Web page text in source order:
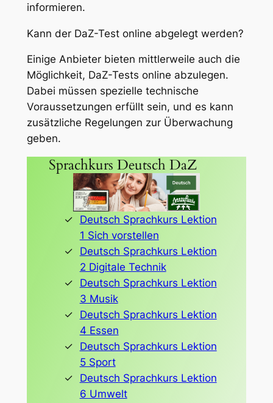
informieren.
Kann der DaZ-Test online abgelegt werden?
Einige Anbieter bieten mittlerweile auch die
Möglichkeit, DaZ-Tests online abzulegen.
Dabei müssen spezielle technische
Voraussetzungen erfüllt sein, und es kann
zusätzliche Regelungen zur Überwachung
geben.
Sprachkurs Deutsch DaZ
Deutsch Sprachkurs Lektion
1 Sich vorstellen
Deutsch Sprachkurs Lektion
2 Digitale Technik
Deutsch Sprachkurs Lektion
3 Musik
Deutsch Sprachkurs Lektion
4 Essen
Deutsch Sprachkurs Lektion
5 Sport
Deutsch Sprachkurs Lektion
6 Umwelt